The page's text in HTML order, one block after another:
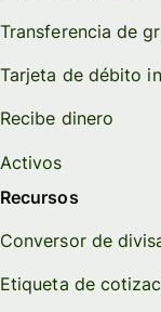
Transferencia de
Tarjeta de débito
Recibe dinero
Activos
Recursos
Conversor de
Etiqueta de